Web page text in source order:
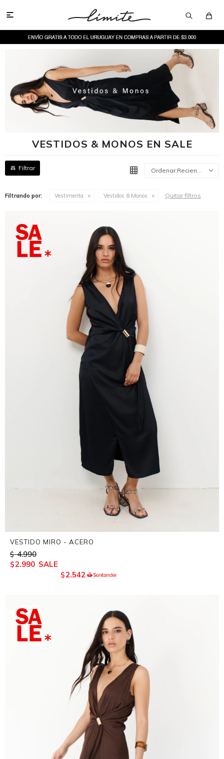

VESTIDOS & MONOS EN SALE
Recientes
Filtrando por: Vestimenta Vestidos & Monos Quitar filtros
VESTIDO MIRO - ACERO
$ 4.990
$2.990
$2.542